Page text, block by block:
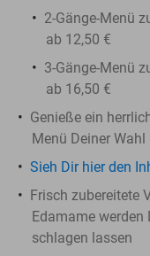
2-Gänge-Menü
ab 12,50 €
3-Gänge-Menü
ab 16,50 €
Genieße ein
Menü Deiner Wahl
Sieh Dir hier den
Frisch zubereitete
Edamame werden
schlagen lassen